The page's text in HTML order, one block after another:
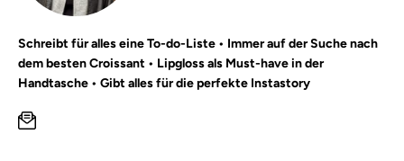
Schreibt für alles eine To-do-Liste • Immer auf der Suche nach
dem besten Croissant • Lipgloss als Must-have in der
Handtasche • Gibt alles für die perfekte Instastory